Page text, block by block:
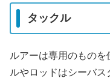
タックル
ルアーは専用のもの
ルやロッドはシーバス